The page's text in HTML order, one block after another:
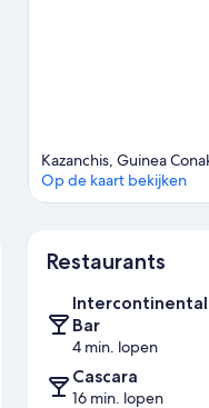
Kazanchis, Guinea
Op de kaart bekijken
Restaurants
Bar
4 min. lopen
Cascara
16 min. lopen